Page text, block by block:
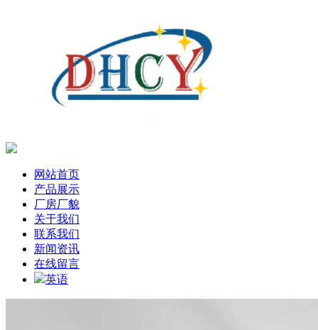
网站首页
产品展示
厂房厂貌
关于我们
联系我们
新闻资讯
在线留言
英语